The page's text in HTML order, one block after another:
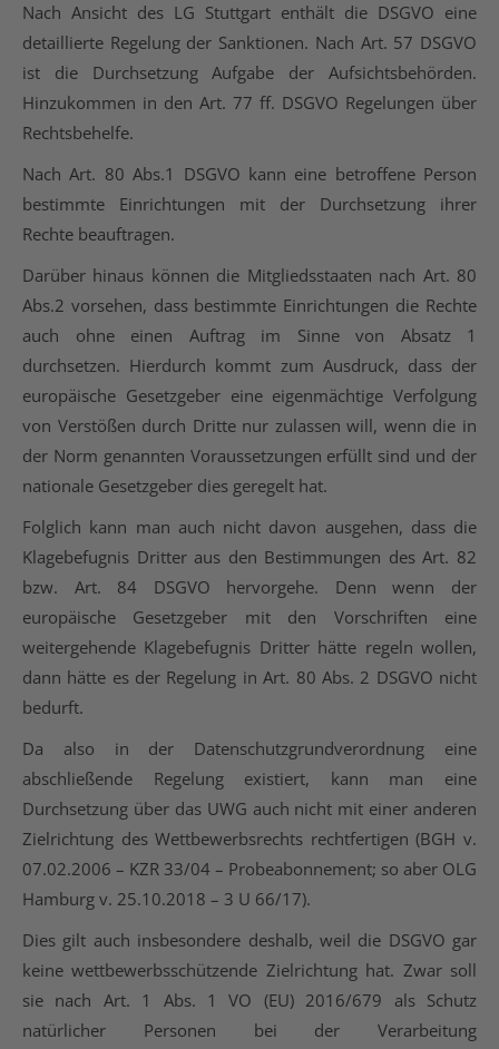
Nach Ansicht des LG Stuttgart enthält die DSGVO eine
detaillierte Regelung der Sanktionen. Nach Art. 57 DSGVO
ist die Durchsetzung Aufgabe der Aufsichtsbehörden.
Hinzukommen in den Art. 77 ff. DSGVO Regelungen über
Rechtsbehelfe.
Nach Art. 80 Abs.1 DSGVO kann eine betroffene Person
bestimmte Einrichtungen mit der Durchsetzung ihrer
Rechte beauftragen.
Darüber hinaus können die Mitgliedsstaaten nach Art. 80
Abs.2 vorsehen, dass bestimmte Einrichtungen die Rechte
auch ohne einen Auftrag im Sinne von Absatz 1
durchsetzen. Hierdurch kommt zum Ausdruck, dass der
europäische Gesetzgeber eine eigenmächtige Verfolgung
von Verstößen durch Dritte nur zulassen will, wenn die in
der Norm genannten Voraussetzungen erfüllt sind und der
nationale Gesetzgeber dies geregelt hat.
Folglich kann man auch nicht davon ausgehen, dass die
Klagebefugnis Dritter aus den Bestimmungen des Art. 82
bzw. Art. 84 DSGVO hervorgehe. Denn wenn der
europäische Gesetzgeber mit den Vorschriften eine
weitergehende Klagebefugnis Dritter hätte regeln wollen,
dann hätte es der Regelung in Art. 80 Abs. 2 DSGVO nicht
bedurft.
Da also in der Datenschutzgrundverordnung eine
abschließende Regelung existiert, kann man eine
Durchsetzung über das UWG auch nicht mit einer anderen
Zielrichtung des Wettbewerbsrechts rechtfertigen (BGH v.
07.02.2006 – KZR 33/04 – Probeabonnement; so aber OLG
Hamburg v. 25.10.2018 – 3 U 66/17).
Dies gilt auch insbesondere deshalb, weil die DSGVO gar
keine wettbewerbsschützende Zielrichtung hat. Zwar soll
sie nach Art. 1 Abs. 1 VO (EU) 2016/679 als Schutz
natürlicher Personen bei der Verarbeitung